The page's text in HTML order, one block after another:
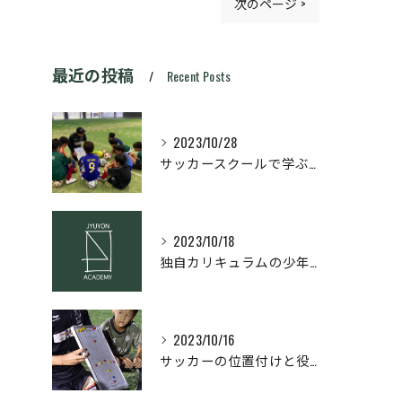
最近の投稿 Recent Posts
2023/10/28
サッカースクールで学ぶ！サッカーに必要な基本原理と理論とは？
2023/10/18
独自カリキュラムの少年サッカースクール
2023/10/16
サッカーの位置付けと役割理解！ポジション別の攻撃・守備のコツを解説